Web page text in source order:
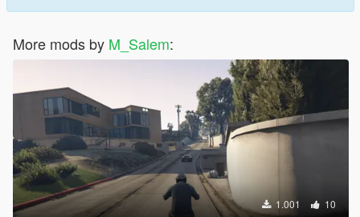
More mods by M_Salem:
1.001 10